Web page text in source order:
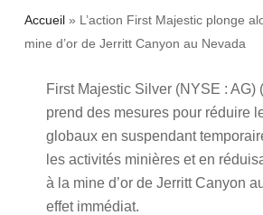
Accueil» L’action First Majestic plonge
mine d’or de Jerritt Canyon au Nevada
First Majestic Silver (NYSE : AG)
prend des mesures pour réduire
globaux en suspendant
les activités minières et en
à la mine d’or de Jerritt Canyon
effet immédiat.